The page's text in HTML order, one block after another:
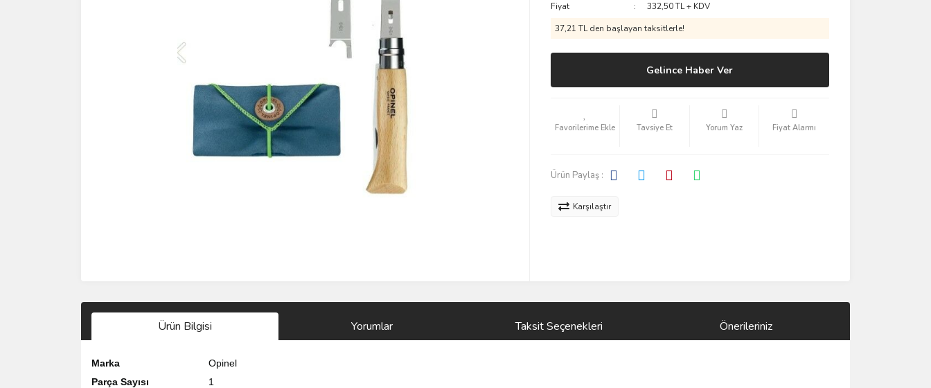
Fiyat
332,50 TL + KDV
37,21 TL den başlayan taksitlerle!
Gelince Haber Ver
Tavsiye Et Yorum Yaz Fiyat Alarmı
Ürün Paylaş :
Karşılaştır
Ürün Bilgisi Yorumlar Taksit Seçenekleri Önerileriniz
Marka
Opinel
Parça Sayısı
1